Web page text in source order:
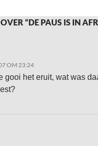
“DE PAUS IS IN
OM 23:24
gooi het eruit, wat was